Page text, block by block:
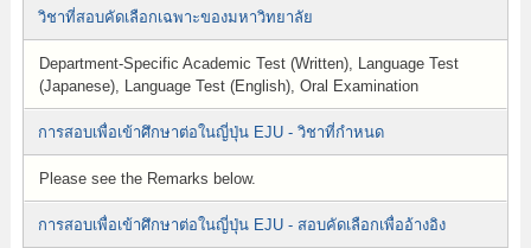
วิชาที่สอบคัดเลือกเฉพาะของมหาวิทยาลัย
Department-Specific Academic Test (Written), Language Test
(Japanese), Language Test (English), Oral Examination
การสอบเพื่อเข้าศึกษาต่อในญี่ปุ่น EJU - วิชาที่กำหนด
Please see the Remarks below.
การสอบเพื่อเข้าศึกษาต่อในญี่ปุ่น EJU - สอบคัดเลือกเพื่ออ้างอิง